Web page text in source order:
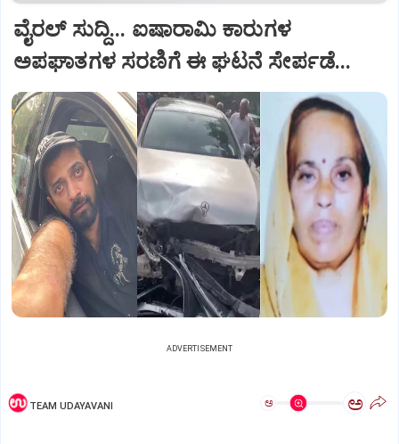
ವೈರಲ್ ಸುದ್ದಿ... ಐಷಾರಾಮಿ ಕಾರುಗಳ
ಅಪಘಾತಗಳ ಸರಣಿಗೆ ಈ ಘಟನೆ ಸೇರ್ಪಡೆ...
ADVERTISEMENT
TEAM UDAYAVANI ಅ ಅ